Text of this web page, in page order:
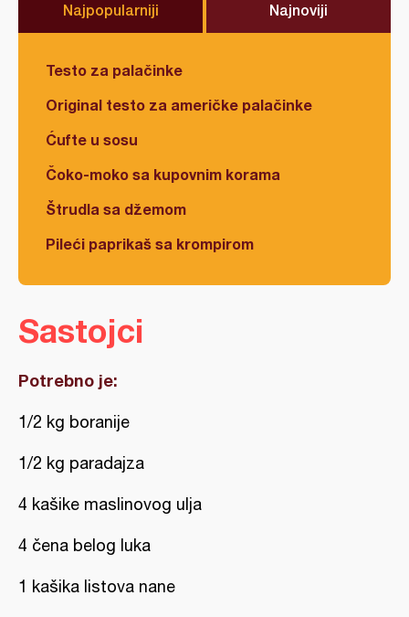
Najpopularniji Najnoviji
Testo za palačinke
Original testo za američke palačinke
Ćufte u sosu
Čoko-moko sa kupovnim korama
Štrudla sa džemom
Pileći paprikaš sa krompirom
Sastojci
Potrebno je:
1/2 kg boranije
1/2 kg paradajza
4 kašike maslinovog ulja
4 čena belog luka
1 kašika listova nane